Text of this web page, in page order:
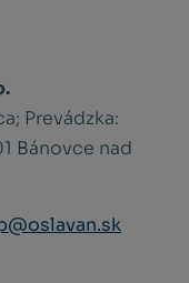
Prevádzka:
Bánovce nad